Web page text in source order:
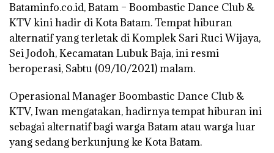
Bataminfo.co.id, Batam – Boombastic Dance Club &
KTV kini hadir di Kota Batam. Tempat hiburan
alternatif yang terletak di Komplek Sari Ruci Wijaya,
Sei Jodoh, Kecamatan Lubuk Baja, ini resmi
beroperasi, Sabtu (09/10/2021) malam.
Operasional Manager Boombastic Dance Club &
KTV, Iwan mengatakan, hadirnya tempat hiburan ini
sebagai alternatif bagi warga Batam atau warga luar
yang sedang berkunjung ke Kota Batam.